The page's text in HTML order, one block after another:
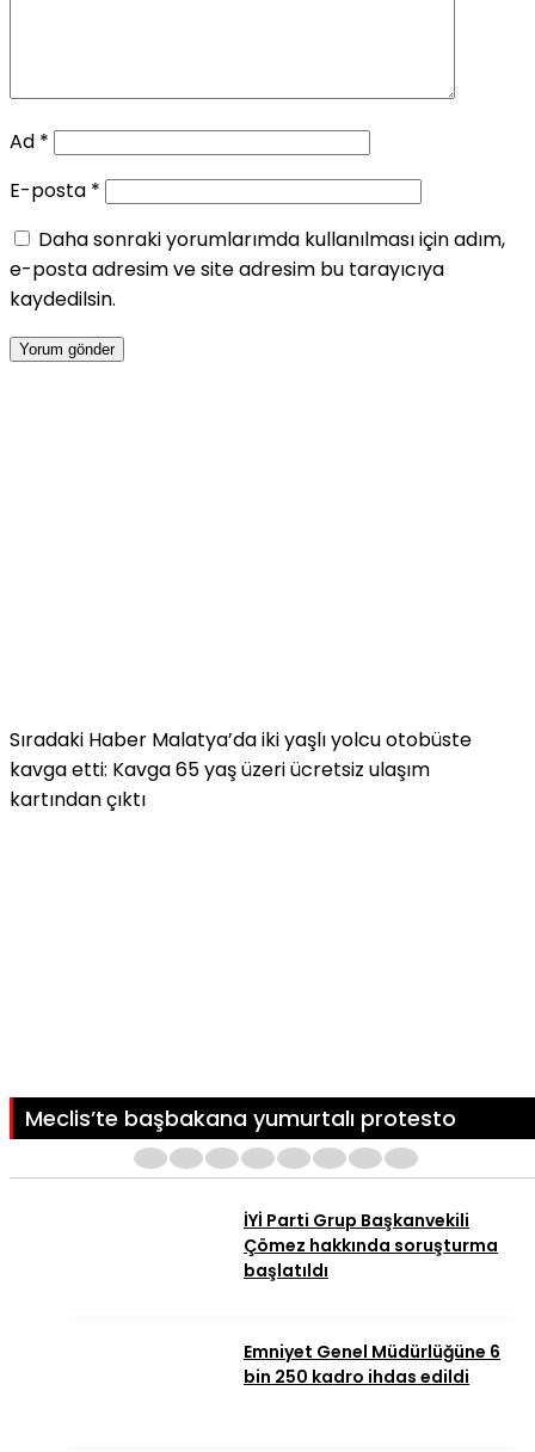
Ad *
E-posta *
Daha sonraki yorumlarımda kullanılması için adım,
e-posta adresim ve site adresim bu tarayıcıya
kaydedilsin.
Sıradaki Haber Malatya’da iki yaşlı yolcu otobüste
kavga etti: Kavga 65 yaş üzeri ücretsiz ulaşım
kartından çıktı
Meclis’te başbakana yumurtalı protesto
İYİ Parti Grup Başkanvekili
Çömez hakkında soruşturma
başlatıldı
Emniyet Genel Müdürlüğüne 6
bin 250 kadro ihdas edildi